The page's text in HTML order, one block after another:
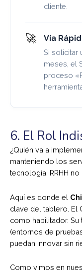
cliente.
🚀 Vía
Si solicitar
meses, el
proceso
6. El Rol
¿Quién va a
manteniendo los
tecnología. RRHH
Aquí es donde el
clave del tablero. El
como habilitador.
(entornos de
puedan innovar sin
Como vimos en